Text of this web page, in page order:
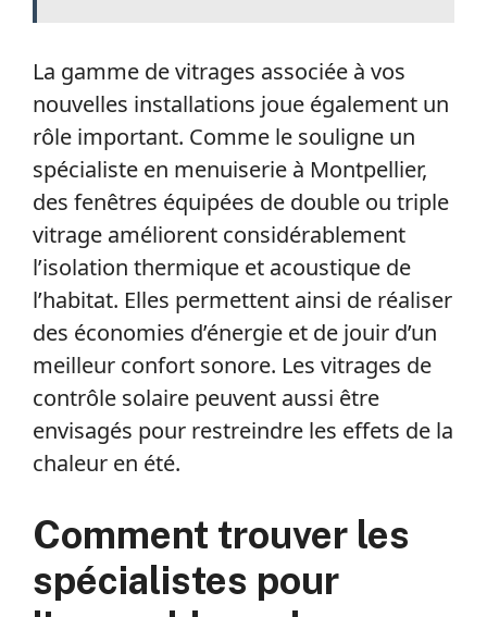
La gamme de vitrages associée à vos
nouvelles installations joue également un
rôle important. Comme le souligne un
spécialiste en menuiserie à Montpellier,
des fenêtres équipées de double ou triple
vitrage améliorent considérablement
l’isolation thermique et acoustique de
l’habitat. Elles permettent ainsi de réaliser
des économies d’énergie et de jouir d’un
meilleur confort sonore. Les vitrages de
contrôle solaire peuvent aussi être
envisagés pour restreindre les effets de la
chaleur en été.
Comment trouver les
spécialistes pour